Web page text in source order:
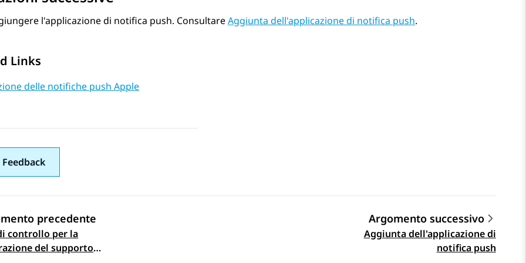
l'applicazione di notifica push. ConsultareAggiunta dell'applicazione di notifica push.
Links
delle notifiche push Apple
Feedback
argomento
precedente
controllo per la
del supporto
Argomento successivo
Aggiunta dell'applicazione di
notifica push